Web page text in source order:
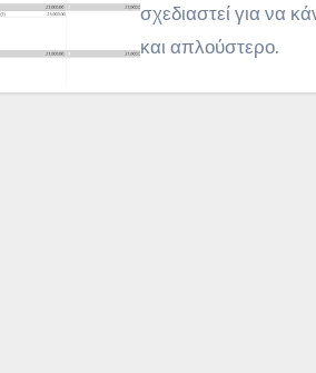
σχεδιαστεί για να
και απλούστερο.